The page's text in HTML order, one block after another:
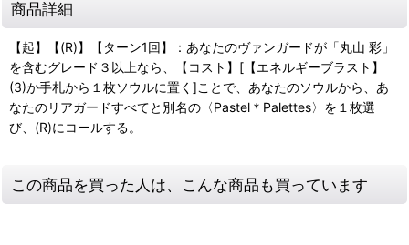
商品詳細
【起】【(R)】【ターン1回】：あなたのヴァンガードが「丸山 彩」
を含むグレード３以上なら、【コスト】[【エネルギーブラスト】
(3)か手札から１枚ソウルに置く]ことで、あなたのソウルから、あ
なたのリアガードすべてと別名の〈Pastel＊Palettes〉を１枚選
び、(R)にコールする。
この商品を買った人は、こんな商品も買っています